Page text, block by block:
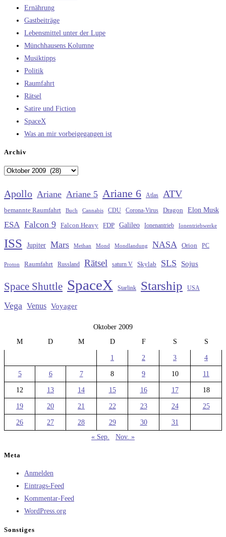
Ernährung
Gastbeiträge
Lebensmittel unter der Lupe
Münchhausens Kolumne
Musiktipps
Politik
Raumfahrt
Rätsel
Satire und Fiction
SpaceX
Was an mir vorbeigegangen ist
Archiv
Archiv
Apollo Ariane Ariane 5 Ariane 6 Atlas ATV
bemannte Raumfahrt Buch Cannabis CDU Corona-Virus Dragon Elon Musk
ESA Falcon 9 Falcon Heavy FDP Galileo Ionenantrieb Ionentriebwerke
ISS Jupiter Mars Methan Mond Mondlandung NASA Orion PC
Proton Raumfahrt Russland Rätsel saturn V Skylab SLS Sojus
Space Shuttle SpaceX Starlink Starship USA
Vega Venus Voyager
Oktober 2009
M
D M D F S S
1 2 3 4
5 6 7 8 9 10 11
12 13 14 15 16 17 18
19 20 21 22 23 24 25
26 27 28 29 30
31
« Sep.
Nov. »
Meta
Anmelden
Eintrags-Feed
Kommentar-Feed
WordPress.org
Sonstiges